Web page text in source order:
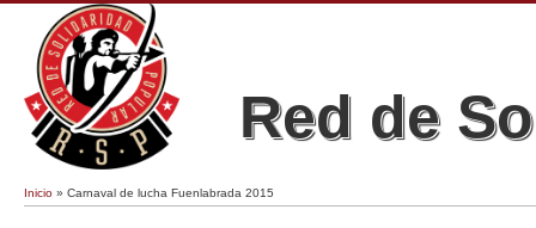
Red de
Se encuentra usted aquí
Inicio » Carnaval de lucha Fuenlabrada 2015